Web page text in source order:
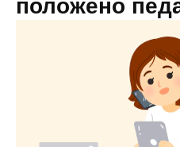
положено